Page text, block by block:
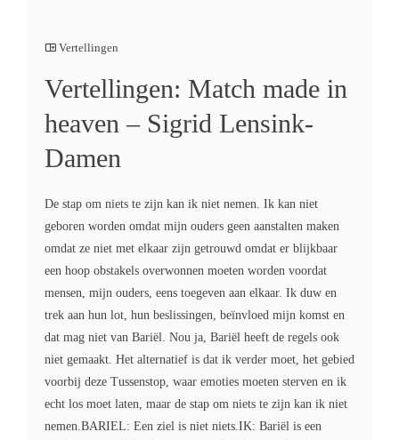
Vertellingen
Vertellingen: Match made in
heaven – Sigrid Lensink-
Damen
De stap om niets te zijn kan ik niet nemen. Ik kan niet
geboren worden omdat mijn ouders geen aanstalten maken
omdat ze niet met elkaar zijn getrouwd omdat er blijkbaar
een hoop obstakels overwonnen moeten worden voordat
mensen, mijn ouders, eens toegeven aan elkaar. Ik duw en
trek aan hun lot, hun beslissingen, beïnvloed mijn komst en
dat mag niet van Bariël. Nou ja, Bariël heeft de regels ook
niet gemaakt. Het alternatief is dat ik verder moet, het gebied
voorbij deze Tussenstop, waar emoties moeten sterven en ik
echt los moet laten, maar de stap om niets te zijn kan ik niet
nemen.BARIEL: Een ziel is niet niets.IK: Bariël is een